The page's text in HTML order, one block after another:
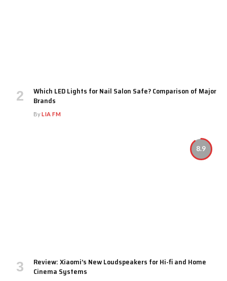
Which LED Lights for Nail Salon Safe? Comparison of Major
Brands
ByLIA FM
8.9
Review: Xiaomi’s New Loudspeakers for Hi-fi and Home
Cinema Systems